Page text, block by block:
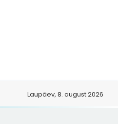
Laupäev, 8. august 2026